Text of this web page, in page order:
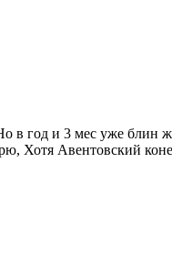
в год и 3 мес уже блин
Хотя Авентовский